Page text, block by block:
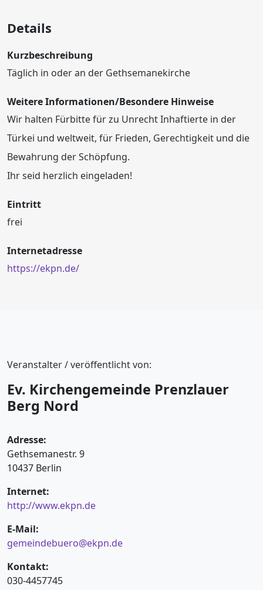
Details
Kurzbeschreibung
Täglich in oder an der Gethsemanekirche
Weitere Informationen/Besondere Hinweise
Wir halten Fürbitte für zu Unrecht Inhaftierte in der
Türkei und weltweit, für Frieden, Gerechtigkeit und die
Bewahrung der Schöpfung.
Ihr seid herzlich eingeladen!
Eintritt
frei
Internetadresse
https://ekpn.de/
Veranstalter / veröffentlicht von:
Ev. Kirchengemeinde Prenzlauer
Berg Nord
Adresse:
Gethsemanestr. 9
10437 Berlin
Internet:
http://www.ekpn.de
E-Mail:
gemeindebuero@ekpn.de
Kontakt:
030-4457745